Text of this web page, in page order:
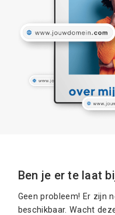
Ben je er te laat
Geen probleem! Er zijn
beschikbaar. Wacht